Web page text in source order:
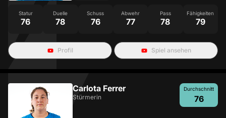
Statur
76
Duelle
78
Schuss
76
Abwehr
77
Pass
78
Fähigkeiten
79
Profil Spiel ansehen
Carlota Ferrer
Stürmerin
Durchschnitt
76